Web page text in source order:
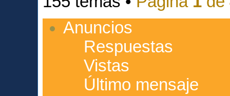
Anuncios
Respuestas
Vistas
Último mensaje